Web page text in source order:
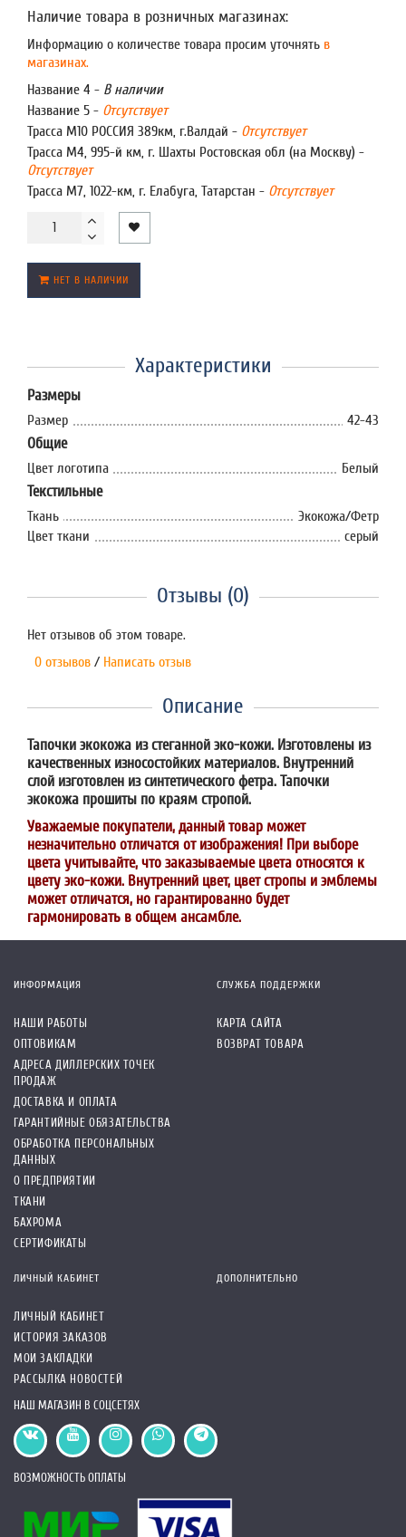
Наличие товара в розничных магазинах:
Информацию о количестве товара просим уточнять в
магазинах.
Название 4 - В наличии
Название 5 - Отсутствует
Трасса М10 РОССИЯ 389км, г.Валдай - Отсутствует
Трасса М4, 995-й км, г. Шахты Ростовская обл (на Москву) -
Отсутствует
Трасса М7, 1022-км, г. Елабуга, Татарстан - Отсутствует
НЕТ В НАЛИЧИИ
Характеристики
Размеры
Размер 42-43
Общие
Цвет логотипа Белый
Текстильные
Ткань
Экокожа/Фетр
Цвет ткани
серый
Отзывы (0)
Нет отзывов об этом товаре.
0 отзывов / Написать отзыв
Описание
Тапочки экокожа из стеганной эко-кожи. Изготовлены из
качественных износостойких материалов. Внутренний
слой изготовлен из синтетического фетра. Тапочки
экокожа прошиты по краям стропой.
Уважаемые покупатели, данный товар может
незначительно отличатся от изображения! При выборе
цвета учитывайте, что заказываемые цвета относятся к
цвету эко-кожи. Внутренний цвет, цвет стропы и эмблемы
может отличатся, но гарантированно будет
гармонировать в общем ансамбле.
ИНФОРМАЦИЯ
НАШИ РАБОТЫ
ОПТОВИКАМ
АДРЕСА ДИЛЛЕРСКИХ ТОЧЕК
ПРОДАЖ
ДОСТАВКА И ОПЛАТА
ГАРАНТИЙНЫЕ ОБЯЗАТЕЛЬСТВА
ОБРАБОТКА ПЕРСОНАЛЬНЫХ
ДАННЫХ
О ПРЕДПРИЯТИИ
ТКАНИ
БАХРОМА
СЕРТИФИКАТЫ
СЛУЖБА ПОДДЕРЖКИ
КАРТА САЙТА
ВОЗВРАТ ТОВАРА
ЛИЧНЫЙ КАБИНЕТ
ЛИЧНЫЙ КАБИНЕТ
ИСТОРИЯ ЗАКАЗОВ
МОИ ЗАКЛАДКИ
РАССЫЛКА НОВОСТЕЙ
ДОПОЛНИТЕЛЬНО
НАШ МАГАЗИН В СОЦСЕТЯХ
ВОЗМОЖНОСТЬ ОПЛАТЫ